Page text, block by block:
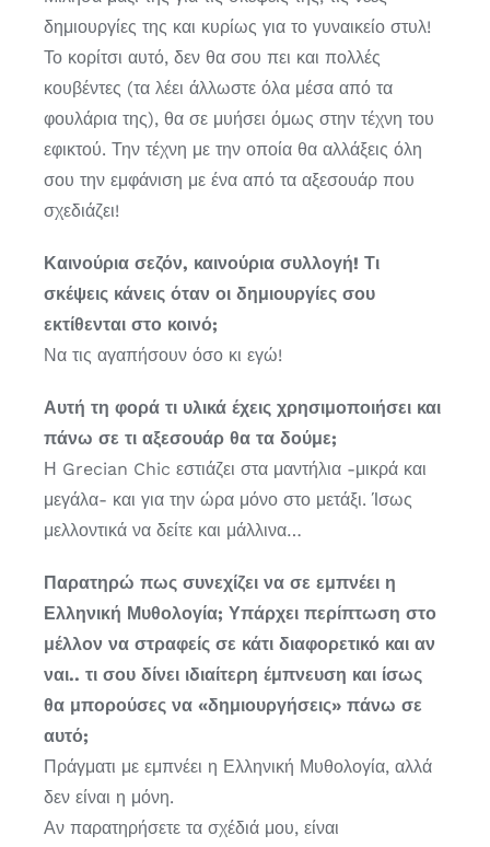
δημιουργίες της και κυρίως για το γυναικείο στυλ!
Το κορίτσι αυτό, δεν θα σου πει και πολλές
κουβέντες (τα λέει άλλωστε όλα μέσα από τα
φουλάρια της), θα σε μυήσει όμως στην τέχνη του
εφικτού. Την τέχνη με την οποία θα αλλάξεις όλη
σου την εμφάνιση με ένα από τα αξεσουάρ που
σχεδιάζει!
Καινούρια σεζόν, καινούρια συλλογή! Τι
σκέψεις κάνεις όταν οι δημιουργίες σου
εκτίθενται στο κοινό;
Να τις αγαπήσουν όσο κι εγώ!
Αυτή τη φορά τι υλικά έχεις χρησιμοποιήσει και
πάνω σε τι αξεσουάρ θα τα δούμε;
Η Grecian Chic εστιάζει στα μαντήλια -μικρά και
μεγάλα- και για την ώρα μόνο στο μετάξι. Ίσως
μελλοντικά να δείτε και μάλλινα…
Παρατηρώ πως συνεχίζει να σε εμπνέει η
Ελληνική Μυθολογία; Υπάρχει περίπτωση στο
μέλλον να στραφείς σε κάτι διαφορετικό και αν
ναι.. τι σου δίνει ιδιαίτερη έμπνευση και ίσως
θα μπορούσες να «δημιουργήσεις» πάνω σε
αυτό;
Πράγματι με εμπνέει η Ελληνική Μυθολογία, αλλά
δεν είναι η μόνη.
Αν παρατηρήσετε τα σχέδιά μου, είναι